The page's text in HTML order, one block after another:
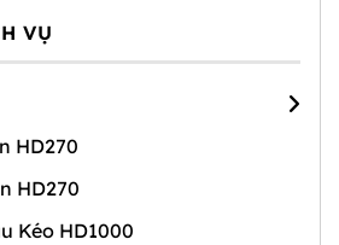
VỤ
HD270
HD270
Kéo HD1000